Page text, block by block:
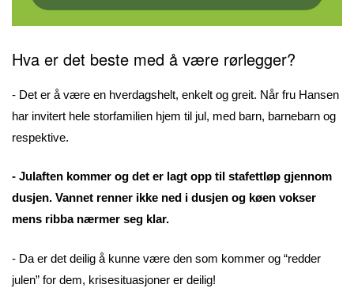
Hva er det beste med å være rørlegger?
- Det er å være en hverdagshelt, enkelt og greit. Når fru Hansen
har invitert hele storfamilien hjem til jul, med barn, barnebarn og
respektive.
- Julaften kommer og det er lagt opp til stafettløp gjennom
dusjen. Vannet renner ikke ned i dusjen og køen vokser
mens ribba nærmer seg klar.
- Da er det deilig å kunne være den som kommer og “redder
julen” for dem, krisesituasjoner er deilig!